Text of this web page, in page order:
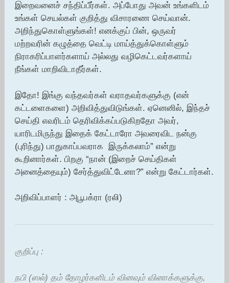
இறைவனைச் சந்திப்பீர்கள். அப்போது அவன் உங்களிடம்
உங்கள் செயல்கள் குறித்து விசாரணை செய்வான்.
அறிந்துகொள்ளுங்கள்! எனக்குப் பின், ஒருவர்
மற்றவரின் கழுத்தை வெட்டி மாய்த்துக்கொள்ளும்
நிராகரிப்பாளர்களாய் அல்லது வழிகெட்டவர்களாய்
நீங்கள் மாறிவிடாதீர்கள்.
இதோ! இங்கு வந்தவர்கள் வராதவர்களுக்கு (என்
கட்டளைகளை) அறிவித்துவிடுங்கள். ஏனெனில், இந்தச்
செய்தி எவரிடம் தெரிவிக்கப்படுகிறதோ அவர்,
யாரிடமிருந்து இதைக் கேட்டாரோ அவரைவிட நன்கு
(புரிந்து) பாதுகாப்பவராக இருக்கலாம்” என்று
கூறினார்கள். பிறகு “நான் (இறைச் செய்திகள்
அனைத்தையும்) சேர்த்துவிட்டேனா?” என்று கேட்டார்கள்.
அறிவிப்பாளர் : அபூபக்ரா (ரலி)
குறிப்பு :
நபி (ஸல்) தம் தோழர்களிடம் வினவும் வினாக்களுக்கு,